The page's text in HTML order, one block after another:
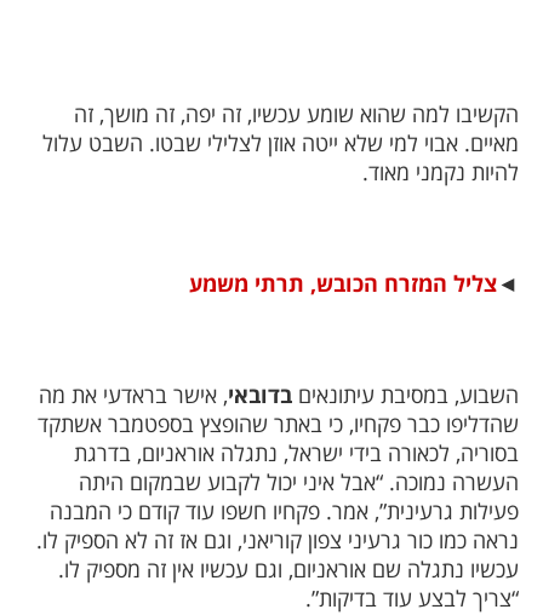
הקשיבו למה שהוא שומע עכשיו, זה יפה, זה מושך, זה
מאיים. אבוי למי שלא ייטה אוזן לצלילי שבטו. השבט עלול
להיות נקמני מאוד.
◄צליל המזרח הכובש, תרתי משמע
השבוע, במסיבת עיתונאים בדובאי, אישר בראדעי את מה
שהדליפו כבר פקחיו, כי באתר שהופצץ בספטמבר אשתקד
בסוריה, לכאורה בידי ישראל, נתגלה אוראניום, בדרגת
העשרה נמוכה. “אבל איני יכול לקבוע שבמקום היתה
פעילות גרעינית”, אמר. פקחיו חשפו עוד קודם כי המבנה
נראה כמו כור גרעיני צפון קוריאני, וגם אז זה לא הספיק לו.
עכשיו נתגלה שם אוראניום, וגם עכשיו אין זה מספיק לו.
“צריך לבצע עוד בדיקות”.